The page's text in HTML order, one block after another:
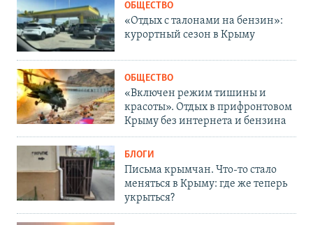
ОБЩЕСТВО
«Отдых с талонами на бензин»:
курортный сезон в Крыму
ОБЩЕСТВО
«Включен режим тишины и
красоты». Отдых в прифронтовом
Крыму без интернета и бензина
БЛОГИ
Письма крымчан. Что-то стало
меняться в Крыму: где же теперь
укрыться?